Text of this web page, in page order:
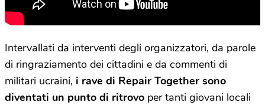
Intervallati da interventi degli organizzatori, da parole
di ringraziamento dei cittadini e da commenti di
militari ucraini, i rave di Repair Together sono
diventati un punto di ritrovo per tanti giovani locali